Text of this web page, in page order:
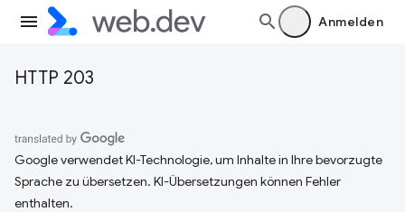
Anmelden
HTTP 203
Google verwendet KI-Technologie, um Inhalte in Ihre bevorzugte
Sprache zu übersetzen. KI-Übersetzungen können Fehler
enthalten.